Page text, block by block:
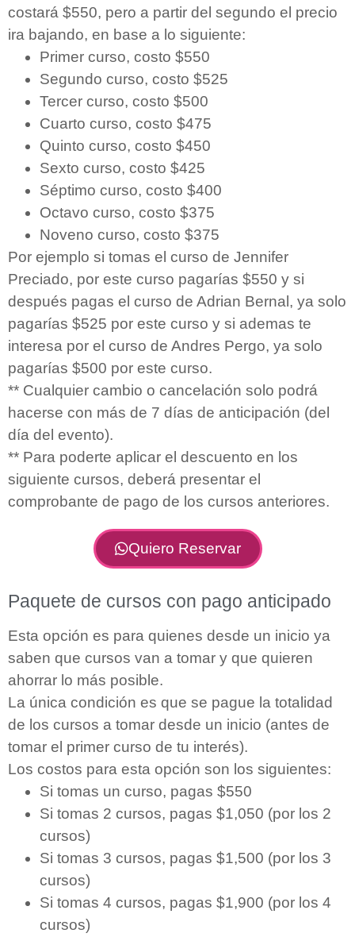
costará $550, pero a partir del segundo el precio
ira bajando, en base a lo siguiente:
Primer curso, costo $550
Segundo curso, costo $525
Tercer curso, costo $500
Cuarto curso, costo $475
Quinto curso, costo $450
Sexto curso, costo $425
Séptimo curso, costo $400
Octavo curso, costo $375
Noveno curso, costo $375
Por ejemplo si tomas el curso de Jennifer
Preciado, por este curso pagarías $550 y si
después pagas el curso de Adrian Bernal, ya solo
pagarías $525 por este curso y si ademas te
interesa por el curso de Andres Pergo, ya solo
pagarías $500 por este curso.
** Cualquier cambio o cancelación solo podrá
hacerse con más de 7 días de anticipación (del
día del evento).
** Para poderte aplicar el descuento en los
siguiente cursos, deberá presentar el
comprobante de pago de los cursos anteriores.
Quiero Reservar
Paquete de cursos con pago anticipado
Esta opción es para quienes desde un inicio ya
saben que cursos van a tomar y que quieren
ahorrar lo más posible.
La única condición es que se pague la totalidad
de los cursos a tomar desde un inicio (antes de
tomar el primer curso de tu interés).
Los costos para esta opción son los siguientes:
Si tomas un curso, pagas $550
Si tomas 2 cursos, pagas $1,050 (por los 2
cursos)
Si tomas 3 cursos, pagas $1,500 (por los 3
cursos)
Si tomas 4 cursos, pagas $1,900 (por los 4
cursos)